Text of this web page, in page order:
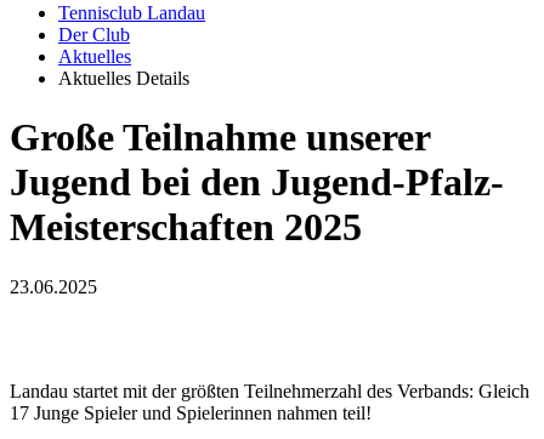
Tennisclub Landau
Der Club
Aktuelles
Aktuelles Details
Große Teilnahme unserer
Jugend bei den Jugend-Pfalz-
Meisterschaften 2025
23.06.2025
Landau startet mit der größten Teilnehmerzahl des Verbands: Gleich
17 Junge Spieler und Spielerinnen nahmen teil!